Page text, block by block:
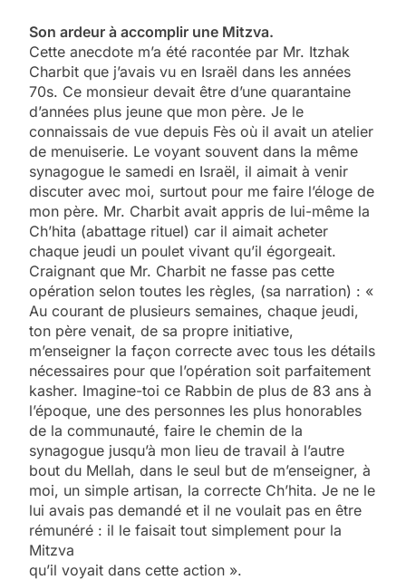
Son ardeur à accomplir une Mitzva.
Cette anecdote m’a été racontée par Mr. Itzhak
Charbit que j’avais vu en Israël dans les années
70s. Ce monsieur devait être d’une quarantaine
d’années plus jeune que mon père. Je le
connaissais de vue depuis Fès où il avait un atelier
de menuiserie. Le voyant souvent dans la même
synagogue le samedi en Israël, il aimait à venir
discuter avec moi, surtout pour me faire l’éloge de
mon père. Mr. Charbit avait appris de lui-même la
Ch’hita (abattage rituel) car il aimait acheter
chaque jeudi un poulet vivant qu’il égorgeait.
Craignant que Mr. Charbit ne fasse pas cette
opération selon toutes les règles, (sa narration) : «
Au courant de plusieurs semaines, chaque jeudi,
ton père venait, de sa propre initiative,
m’enseigner la façon correcte avec tous les détails
nécessaires pour que l’opération soit parfaitement
kasher. Imagine-toi ce Rabbin de plus de 83 ans à
l’époque, une des personnes les plus honorables
de la communauté, faire le chemin de la
synagogue jusqu’à mon lieu de travail à l’autre
bout du Mellah, dans le seul but de m’enseigner, à
moi, un simple artisan, la correcte Ch’hita. Je ne le
lui avais pas demandé et il ne voulait pas en être
rémunéré : il le faisait tout simplement pour la
Mitzva
qu’il voyait dans cette action ».